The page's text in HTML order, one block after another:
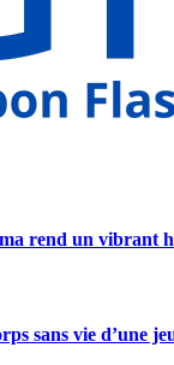
rend un vibrant
sans vie d’une